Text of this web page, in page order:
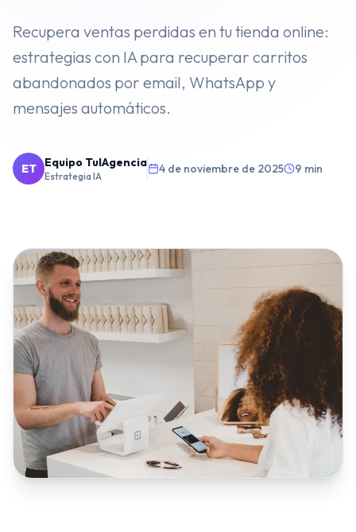
⭐️Agentes de IA
Embudos de Venta
Diseño y Desarrollo Web
SECTORES
Inmobiliarias Restaurantes y Hostelería
Clínicas Dentales Gimnasios y Fitness
Talleres y Concesionarios Estética y Wellness
Recupera ventas perdidas en tu tienda online:
estrategias con IA para recuperar carritos
abandonados por email, WhatsApp y
mensajes automáticos.
ET Equipo TuIAgencia
Estrategia IA
4 de noviembre de 2025 9 min